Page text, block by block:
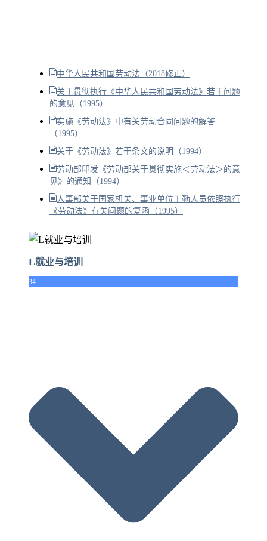
中华人民共和国劳动法（2018修正）
关于贯彻执行《中华人民共和国劳动法》若干问题
的意见（1995）
实施《劳动法》中有关劳动合同问题的解答
（1995）
关于《劳动法》若干条文的说明（1994）
劳动部印发《劳动部关于贯彻实施＜劳动法＞的意
见》的通知（1994）
人事部关于国家机关、事业单位工勤人员依照执行
《劳动法》有关问题的复函（1995）
L就业与培训
34